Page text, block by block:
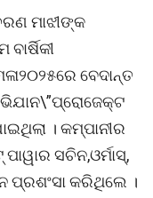
ମାଝୀଙ୍କ
ବେଦାନ୍ତ
। କମ୍ପାନୀର
ସଚିନ,ଓର୍ମାସ୍‌,
କରିଥିଲେ ।